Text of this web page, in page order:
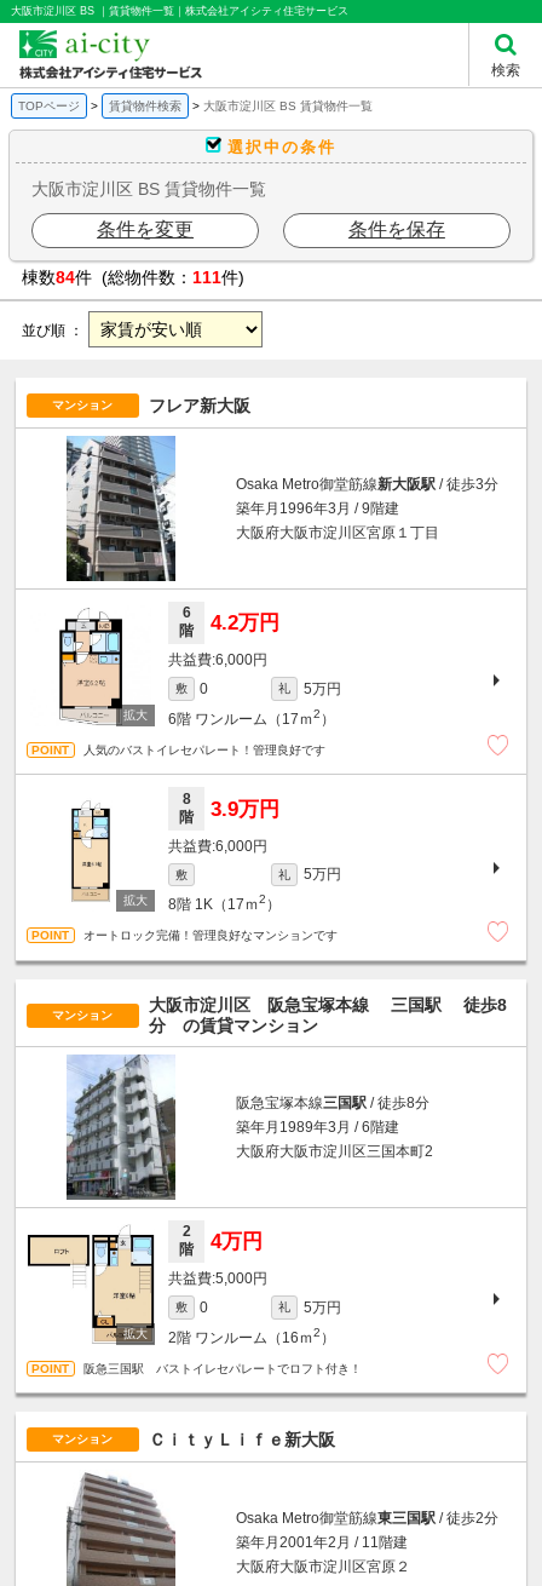
大阪市淀川区 BS ｜賃貸物件一覧｜株式会社アイシティ住宅サービス
検索
TOPページ 賃貸物件検索 大阪市淀川区 BS 賃貸物件一覧
選択中の条件
大阪市淀川区 BS 賃貸物件一覧
条件を変更 条件を保存
棟数84件 (総物件数： 111件)
並び順 ：
マンション フレア新大阪
Osaka Metro御堂筋線新大阪駅 / 徒歩3分
築年月1996年3月 / 9階建
大阪府大阪市淀川区宮原１丁目
6
階
4.2万円
6,000円
敷 0 礼
5万円
6階 ワンルーム（17ｍ2 ）
人気のバストイレセパレート！管理良好です
8
階
3.9万円
6,000円
敷 礼
5万円
8階 1K（17ｍ2 ）
オートロック完備！管理良好なマンションです
マンション
大阪市淀川区 阪急宝塚本線 三国駅
徒歩8
分 の賃貸マンション
阪急宝塚本線三国駅 / 徒歩8分
築年月1989年3月 / 6階建
大阪府大阪市淀川区三国本町2
2
階
4万円
5,000円
敷 0 礼
5万円
2階 ワンルーム（16ｍ2 ）
阪急三国駅 バストイレセパレートでロフト付き！
マンション ＣｉｔｙＬｉｆｅ新大阪
Osaka Metro御堂筋線東三国駅 / 徒歩2分
築年月2001年2月 / 11階建
大阪府大阪市淀川区宮原２